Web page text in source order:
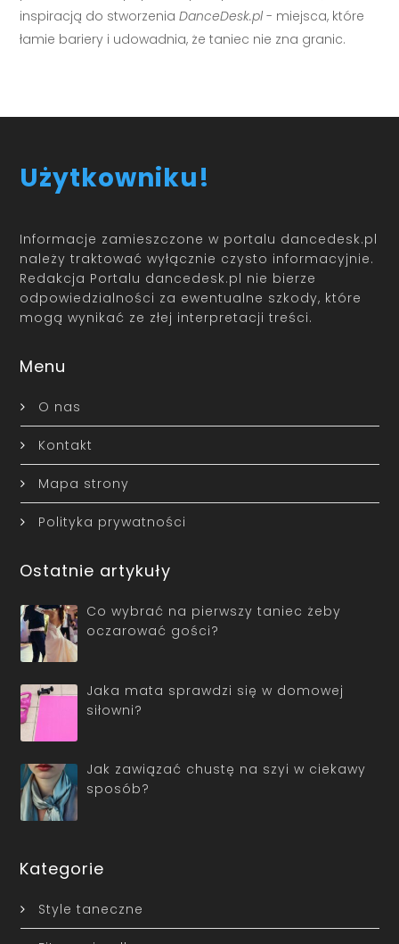
inspiracją do stworzeniaDanceDesk.pl - miejsca, które
łamie bariery i udowadnia, że taniec nie zna granic.
Użytkowniku!
Informacje zamieszczone w portalu dancedesk.pl
należy traktować wyłącznie czysto informacyjnie.
Redakcja Portalu dancedesk.pl nie bierze
odpowiedzialności za ewentualne szkody, które
mogą wynikać ze złej interpretacji treści.
Menu
O nas
Kontakt
Mapa strony
Polityka prywatności
Ostatnie artykuły
Co wybrać na pierwszy taniec żeby
oczarować gości?
Jaka mata sprawdzi się w domowej
siłowni?
Jak zawiązać chustę na szyi w ciekawy
sposób?
Kategorie
Style taneczne